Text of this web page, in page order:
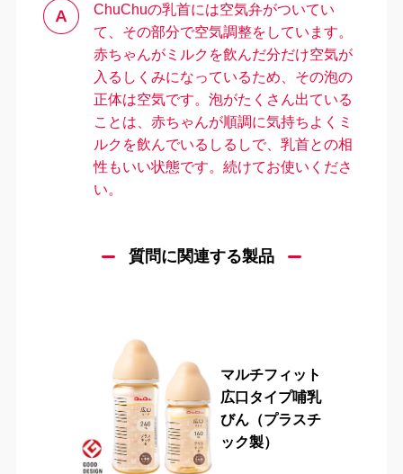
＼最新情報はこちら ／
ChuChuの乳首には空気弁がついてい
て、その部分で空気調整をしています。
赤ちゃんがミルクを飲んだ分だけ空気が
入るしくみになっているため、その泡の
正体は空気です。泡がたくさん出ている
ことは、赤ちゃんが順調に気持ちよくミ
ルクを飲んでいるしるしで、乳首との相
性もいい状態です。続けてお使いくださ
い。
質問に関連する製品
マルチフィット
広口タイプ哺乳
びん（プラスチ
ック製）